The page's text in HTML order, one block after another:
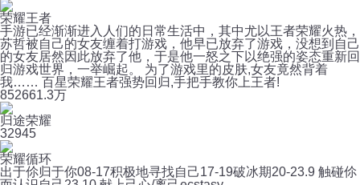
荣耀王者
手游已经渐渐进入人们的日常生活中，其中尤以王者荣耀火热，
苏哲被自己的女友缠着打游戏，他早已放弃了游戏，没想到自己
的女友居然因此放弃了他，于是他一怒之下以绝强的姿态重新回
归游戏世界，一举崛起。 为了游戏里的皮肤,女友竟然背着
我…… 百星荣耀王者强势回归,手把手教你上王者!
852661.3万
归途荣耀
32945
荣耀循环
出于伱归于你08-17积极地寻找自己17-19破冰期20-23.9 触碰伱